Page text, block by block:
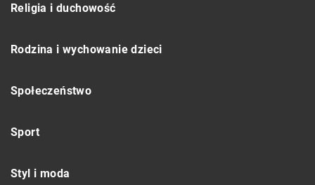
Religia i duchowość
Rodzina i wychowanie dzieci
Społeczeństwo
Sport
Styl i moda